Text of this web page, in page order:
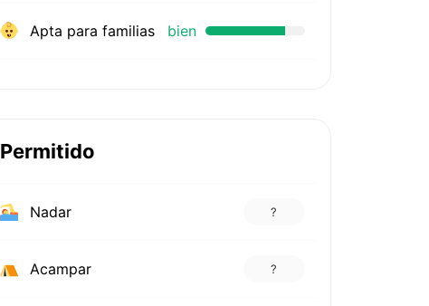
Apta para familias bien
Permitido
Nadar ?
Acampar ?